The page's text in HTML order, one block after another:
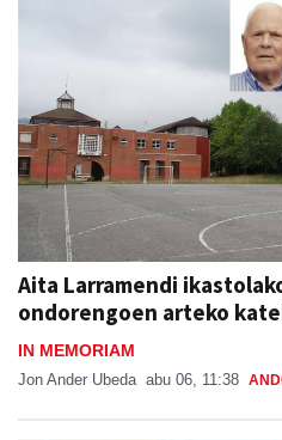
Aita Larramendi
ondorengoen arteko
IN MEMORIAM
Jon Ander Ubeda abu 06, 11:38